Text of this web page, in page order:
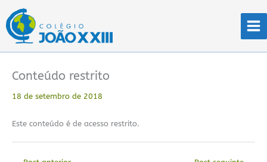
para
conteúdo
Conteúdo restrito
18 de setembro de 2018
Este conteúdo é de acesso restrito.